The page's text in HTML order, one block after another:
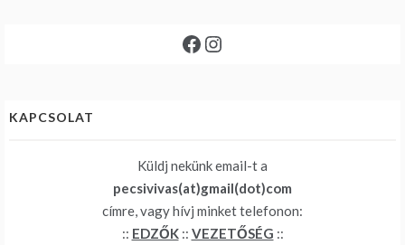
Facebook
Instagram
KAPCSOLAT
Küldj nekünk email-t a
pecsivivas(at)gmail(dot)com
címre, vagy hívj minket telefonon:
:: EDZŐK:: VEZETŐSÉG ::